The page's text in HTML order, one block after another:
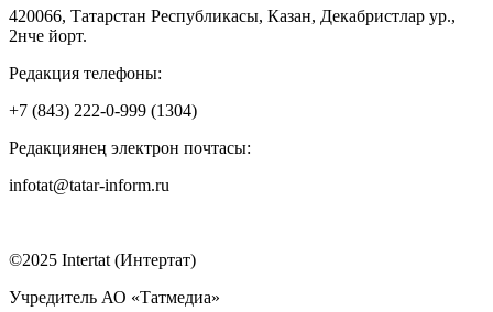
420066, Татарстан Республикасы, Казан, Декабристлар ур.,
2нче йорт.
Редакция телефоны:
+7 (843) 222-0-999 (1304)
Редакциянең электрон почтасы:
infotat@tatar-inform.ru
©2025 Intertat (Интертат)
Учредитель АО «Татмедиа»